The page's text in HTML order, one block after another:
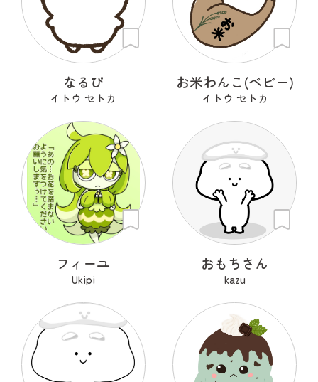
なるぴ
イトウ セトカ
お米わんこ(ベビー)
イトウ セトカ
フィーユ
Ukipi
おもちさん
kazu